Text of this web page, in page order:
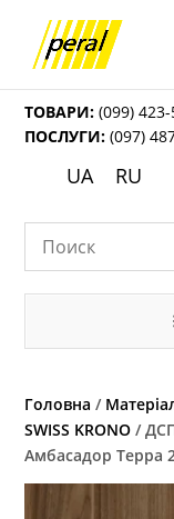
ТОВАРИ: (099)
ПОСЛУГИ: (097)
UA RU
Головна /
SWISS KRONO /
Амбасадор Терра